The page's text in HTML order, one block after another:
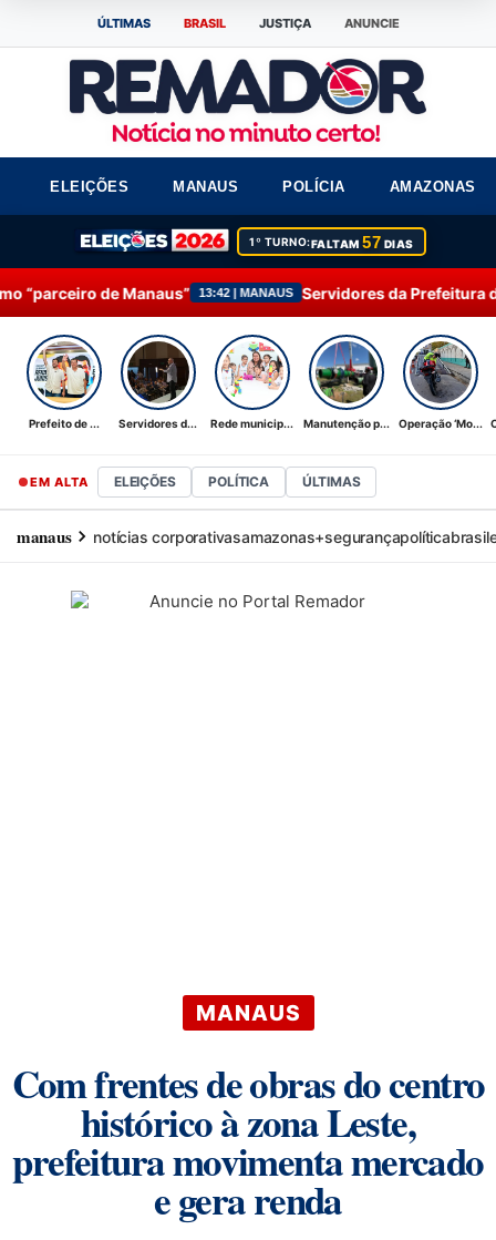
ÚLTIMAS BRASIL JUSTIÇA ANUNCIE
ELEIÇÕES MANAUS POLÍCIA AMAZONAS
1º TURNO:FALTAM57 DIAS
13:42 | MANAUS Servidores da Prefeitura de Manaus
Prefeito de ... Servidores d... Rede municip... Manutenção p... Operação ‘Mo...
EM ALTA ELEIÇÕES POLÍTICA ÚLTIMAS
manaus notícias corporativasamazonas+segurançapolíticabrasil
MANAUS
Com frentes de obras do centro
histórico à zona Leste,
prefeitura movimenta mercado
e gera renda